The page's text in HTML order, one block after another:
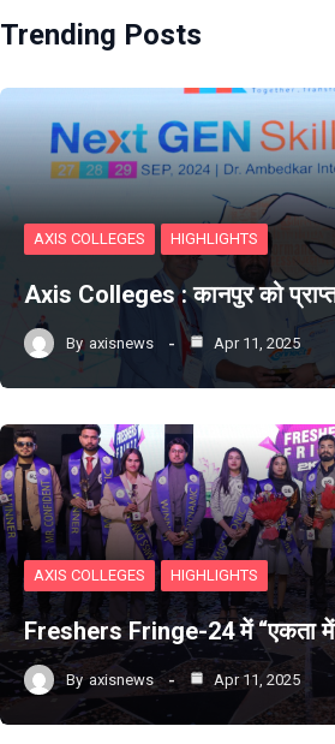
Trending Posts
AXIS COLLEGES HIGHLIGHTS
Axis Colleges : कानपुर को
By axisnews Apr 11, 2025
AXIS COLLEGES HIGHLIGHTS
Freshers Fringe-24 में “एकता में
By axisnews Apr 11, 2025